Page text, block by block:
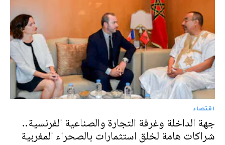
اقتصاد
جهة الداخلة وغرفة التجارة والصناعية الفرنسية..
شراكات هامة لخلق استثمارات بالصحراء المغربية